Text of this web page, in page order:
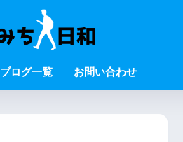
ブログ一覧 お問い合わせ